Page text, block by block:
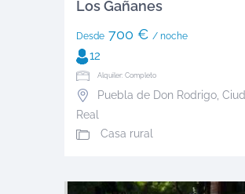
Los Gañanes
Desde700 € / noche
12
Alquiler: Completo
Puebla de Don Rodrigo,
Real
Casa rural